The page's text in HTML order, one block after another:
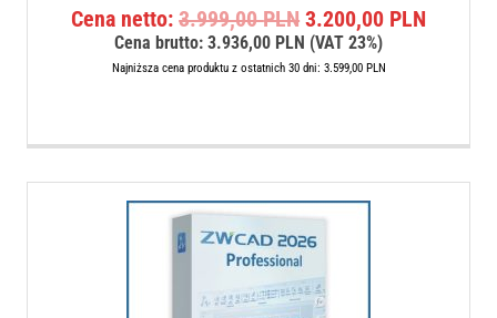
5.00
na 5
Cena netto:3.999,00PLN Pierwotna
cena
wynosiła:
3.200,00 PLN
Cena brutto:3.936,00 PLN (VAT 23%)
Najniższa cena produktu z ostatnich 30 dni: 3.599,00 PLN